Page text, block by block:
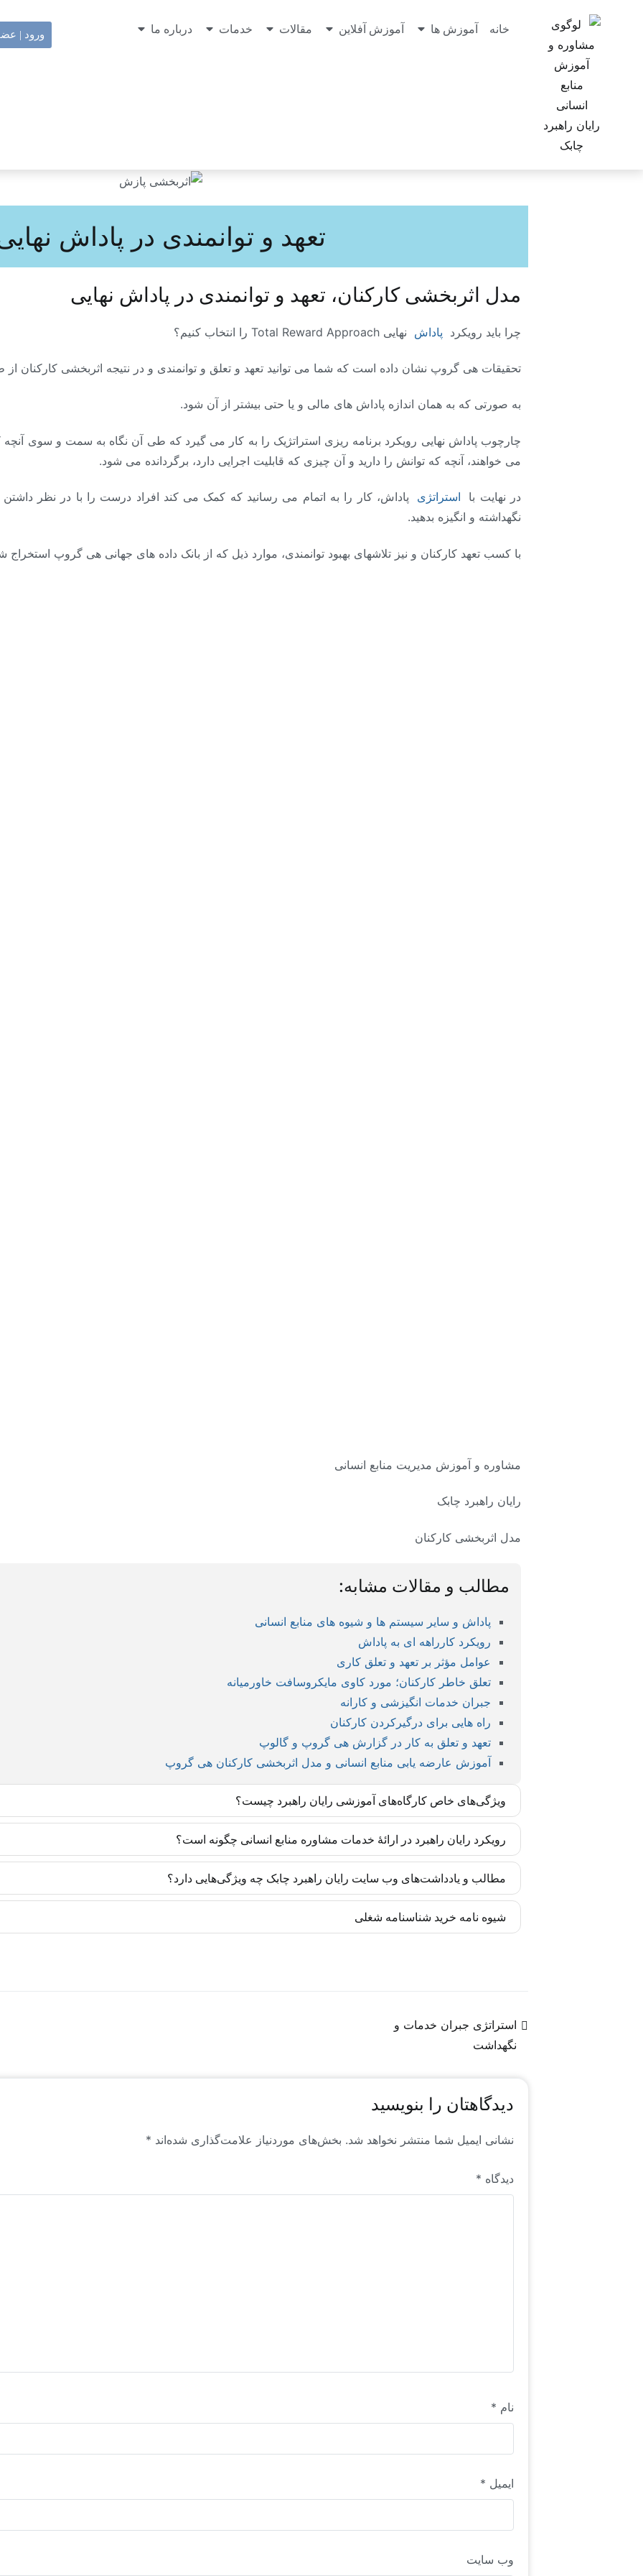
خانه آموزش ها آموزش آفلاین مقالات خدمات درباره ما ورود |
تعهد و توانمندی در پاداش
مدل اثربخشی کارکنان، تعهد و توانمندی در پاداش نهایی
چرا باید رویکرد پاداش نهایی Total Reward Approach را انتخاب کنیم؟
تحقیقات هی گروپ نشان داده است که شما می توانید تعهد و تعلق و توانمندی و در نتیجه اثربخشی کارکنان از
به صورتی که به همان اندازه پاداش های مالی و یا حتی بیشتر از آن شود.
چارچوب پاداش نهایی رویکرد برنامه ریزی استراتژیک را به کار می گیرد که طی آن نگاه به سمت و سوی آنچه
می خواهند، آنچه که توانش را دارید و آن چیزی که قابلیت اجرایی دارد، برگردانده می شود.
در نهایت با استراتژی
پاداش، کار را به اتمام می رسانید که کمک می کند افراد درست را با در نظر
نگهداشته و انگیزه بدهید.
با کسب تعهد کارکنان و نیز تلاشهای بهبود توانمندی، موارد ذیل که از بانک داده های جهانی هی گروپ استخراج
مشاوره و آموزش مدیریت منابع انسانی
رایان راهبرد چابک
مدل اثربخشی کارکنان
مطالب و مقالات مشابه:
پاداش و سایر سیستم ها و شیوه های منابع انسانی
رویکرد کارراهه ای به پاداش
عوامل مؤثر بر تعهد و تعلق کاری
تعلق خاطر کارکنان؛ مورد کاوی مایکروسافت خاورمیانه
جبران خدمات انگیزشی و کارانه
راه هایی برای درگیرکردن کارکنان
تعهد و تعلق به کار در گزارش هی گروپ و گالوپ
آموزش عارضه یابی منابع انسانی و مدل اثربخشی کارکنان هی گروپ
ویژگی‌های خاص کارگاه‌های آموزشی رایان راهبرد چیست؟
کارگاه‌های رایان راهبرد بر اساس مدل‌ها و روش‌های روز دنیا و با رویکرد ایجاد مهارت تخصصی تدارک دیده شده‌اند و
تضمین شده است. این مهارت‌ها برای مدیران و متخصصان منابع انسانی یک مزیت رقابتی ایجاد می‌کنند تا در موقعیت‌های
رویکرد رایان راهبرد در ارائۀ خدمات مشاوره منابع انسانی چگونه است؟
رایان راهبرد تأکید زیادی به درونی‌سازی متدهای به کار گرفته‌شده در سازمان‌ها دارد. به طوری که تمامی پروژه‌های
انسانی سازمان آغاز می‌شوند. بدین ترتیب اجرا با آگاهی از دورنما و تسلط بر تکنیک همراه خواهد بود. سازمان نیز در
به‌روز‌رسانی‌ها را متناسب با تغییرات پیش برد.
مطالب و یادداشت‌های وب سایت رایان راهبرد چابک چه ویژگی‌هایی دارد؟
کادر تحریریه رایان راهبرد چابک متشکل از متخصصان منابع انسانی با تسلط بر روزنامه‌نگاری است و متفاوت با
شبکه‌های اجتماعی، به کیفیت محتوا وفادارند. مطالب و یادداشت‌هایی که در وب سایت منتشر می‌شوند، عمدتاً محتوای
شیوه نامه خرید شناسنامه شغلی
استراتژی جبران خدمات و
نگهداشت
دیدگاهتان را بنویسید
نشانی ایمیل شما منتشر نخواهد شد. بخش‌های موردنیاز علامت‌گذاری شده‌اند *
دیدگاه *
نام *
ایمیل *
وب‌ سایت